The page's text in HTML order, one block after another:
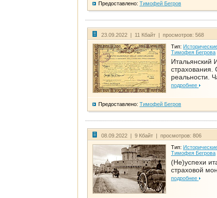
Предоставлено: Тимофей Бегров
23.09.2022 | 11 Кбайт | просмотров: 568
Тип:
Тимофея Бегрова
Итальянский
страхования.
реальности.
подробнее
Предоставлено: Тимофей Бегров
08.09.2022 | 9 Кбайт | просмотров: 806
Тип:
Тимофея Бегрова
(Не)успехи
страховой
подробнее